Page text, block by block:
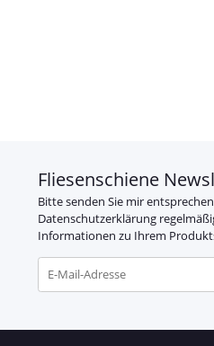
Fliesenschiene
Bitte senden Sie mir
Datenschutzerklärung
Informationen zu Ihrem